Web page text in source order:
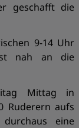
geschafft die
9-14 Uhr
nah an die
Mittag in
Ruderern aufs
eine